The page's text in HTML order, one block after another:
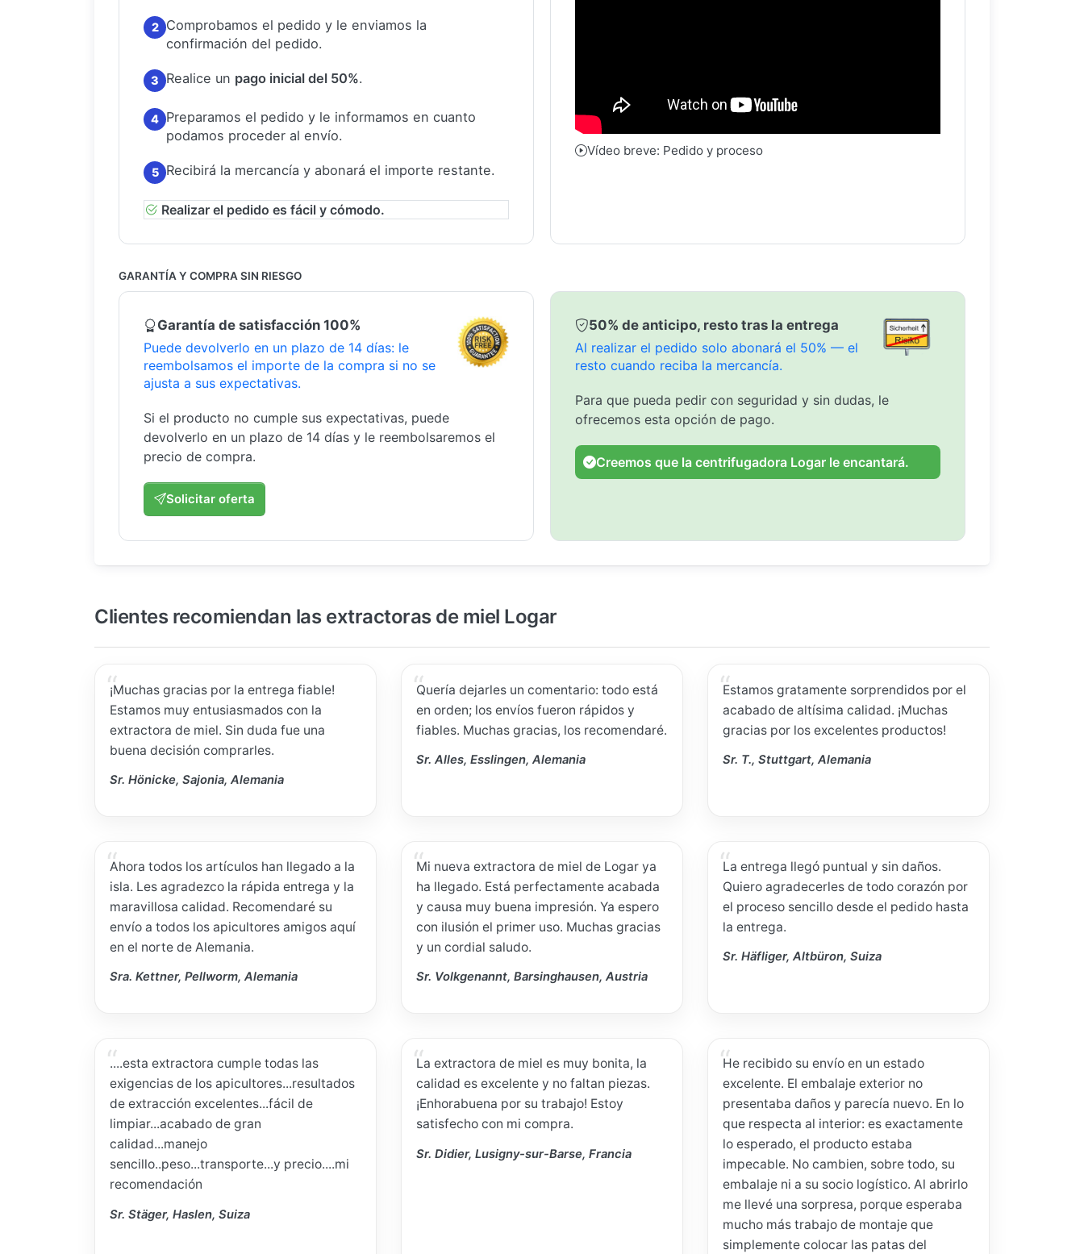
2
Comprobamos el pedido y le enviamos la
confirmación del pedido.
3 Realice un pago inicial del 50%.
4 Preparamos el pedido y le informamos en cuanto
podamos proceder al envío.
5 Recibirá la mercancía y abonará el importe restante.
Realizar el pedido es fácil y cómodo.
Vídeo breve: Pedido y proceso
GARANTÍA Y COMPRA SIN RIESGO
Garantía de satisfacción 100%
Puede devolverlo en un plazo de 14 días: le
reembolsamos el importe de la compra si no se
ajusta a sus expectativas.
Si el producto no cumple sus expectativas, puede
devolverlo en un plazo de 14 días y le reembolsaremos el
precio de compra.
Solicitar oferta
50% de anticipo, resto tras la entrega
Al realizar el pedido solo abonará el 50% — el
resto cuando reciba la mercancía.
Para que pueda pedir con seguridad y sin dudas, le
ofrecemos esta opción de pago.
Creemos que la centrifugadora Logar le encantará.
Clientes recomiendan las extractoras de miel Logar
¡Muchas gracias por la entrega fiable!
Estamos muy entusiasmados con la
extractora de miel. Sin duda fue una
buena decisión comprarles.
Sr. Hönicke, Sajonia, Alemania
Quería dejarles un comentario: todo está
en orden; los envíos fueron rápidos y
fiables. Muchas gracias, los recomendaré.
Sr. Alles, Esslingen, Alemania
Estamos gratamente sorprendidos por el
acabado de altísima calidad. ¡Muchas
gracias por los excelentes productos!
Sr. T., Stuttgart, Alemania
Ahora todos los artículos han llegado a la
isla. Les agradezco la rápida entrega y la
maravillosa calidad. Recomendaré su
envío a todos los apicultores amigos aquí
en el norte de Alemania.
Sra. Kettner, Pellworm, Alemania
Mi nueva extractora de miel de Logar ya
ha llegado. Está perfectamente acabada
y causa muy buena impresión. Ya espero
con ilusión el primer uso. Muchas gracias
y un cordial saludo.
Sr. Volkgenannt, Barsinghausen, Austria
La entrega llegó puntual y sin daños.
Quiero agradecerles de todo corazón por
el proceso sencillo desde el pedido hasta
la entrega.
Sr. Häfliger, Altbüron, Suiza
....esta extractora cumple todas las
exigencias de los apicultores...resultados
de extracción excelentes...fácil de
limpiar...acabado de gran
calidad...manejo
sencillo..peso...transporte...y precio....mi
recomendación
Sr. Stäger, Haslen, Suiza
La extractora de miel es muy bonita, la
calidad es excelente y no faltan piezas.
¡Enhorabuena por su trabajo! Estoy
satisfecho con mi compra.
Sr. Didier, Lusigny-sur-Barse, Francia
He recibido su envío en un estado
excelente. El embalaje exterior no
presentaba daños y parecía nuevo. En lo
que respecta al interior: es exactamente
lo esperado, el producto estaba
impecable. No cambien, sobre todo, su
embalaje ni a su socio logístico. Al abrirlo
me llevé una sorpresa, porque esperaba
mucho más trabajo de montaje que
simplemente colocar las patas del